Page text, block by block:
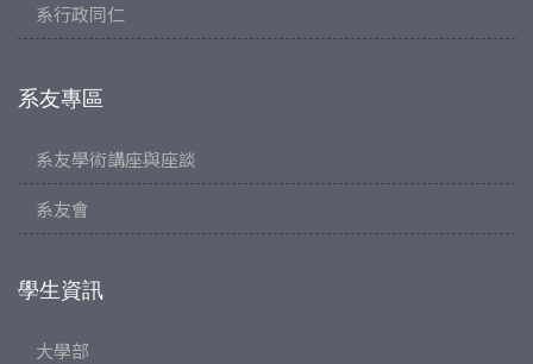
系行政同仁
系友專區
系友學術講座與座談
系友會
學生資訊
大學部